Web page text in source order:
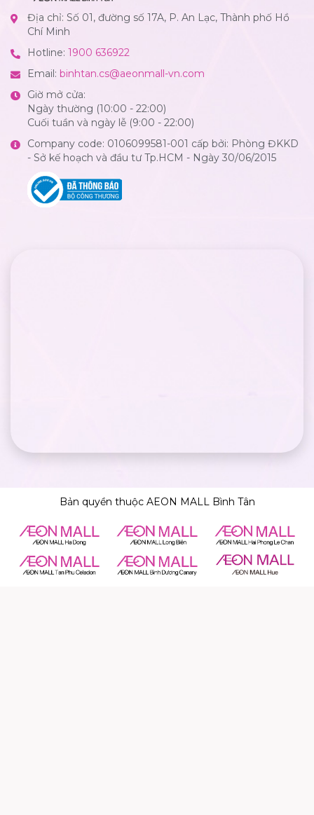
Địa chỉ: Số 01, đường số 17A, P. An Lạc, Thành phố Hồ
Chí Minh
Hotline: 1900 636922
Email: binhtan.cs@aeonmall-vn.com
Giờ mở cửa:
Ngày thường (10:00 - 22:00)
Cuối tuần và ngày lễ (9:00 - 22:00)
Company code: 0106099581-001 cấp bởi: Phòng ĐKKD
- Sở kế hoạch và đầu tư Tp.HCM - Ngày 30/06/2015
Bản quyền thuộc AEON MALL Bình Tân